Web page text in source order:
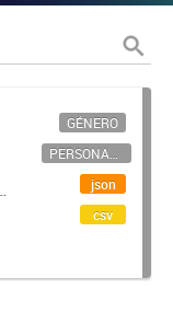
GÉNERO
PERSONAL CIENTÍFICO-TECNOLÓGICO
json
csv